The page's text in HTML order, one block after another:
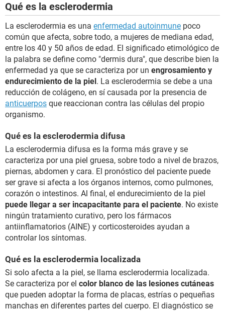
Qué es la esclerodermia
La esclerodermia es una enfermedad autoinmune poco
común que afecta, sobre todo, a mujeres de mediana edad,
entre los 40 y 50 años de edad. El significado etimológico de
la palabra se define como "dermis dura", que describe bien la
enfermedad ya que se caracteriza por un engrosamiento y
endurecimiento de la piel. La esclerodermia se debe a una
reducción de colágeno, en sí causada por la presencia de
anticuerpos que reaccionan contra las células del propio
organismo.
Qué es la esclerodermia difusa
La esclerodermia difusa es la forma más grave y se
caracteriza por una piel gruesa, sobre todo a nivel de brazos,
piernas, abdomen y cara. El pronóstico del paciente puede
ser grave si afecta a los órganos internos, como pulmones,
corazón o intestinos. Al final, el endurecimiento de la piel
puede llegar a ser incapacitante para el paciente. No existe
ningún tratamiento curativo, pero los fármacos
antiinflamatorios (AINE) y corticosteroides ayudan a
controlar los síntomas.
Qué es la esclerodermia localizada
Si solo afecta a la piel, se llama esclerodermia localizada.
Se caracteriza por el color blanco de las lesiones cutáneas
que pueden adoptar la forma de placas, estrías o pequeñas
manchas en diferentes partes del cuerpo. El diagnóstico se